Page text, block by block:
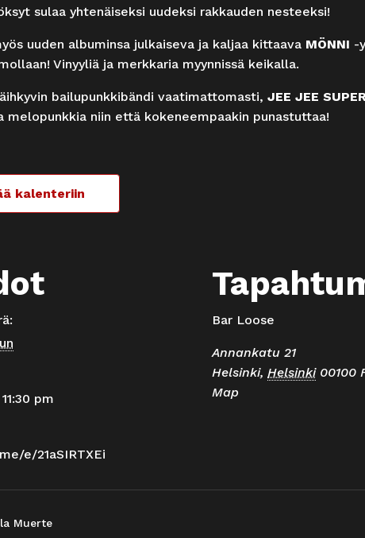
sulaa yhtenäiseksi uudeksi rakkauden nesteeksi!
uuden albuminsa julkaiseva ja kaljaa kittaava MÖNNI -
Vinyyliä ja merkkaria myynnissä keikalla.
bailupunkkibändi vaatimattomasti, JEE JEE
melopunkkia niin että kokeneempaakin punastuttaa!
kalenteriin
pm
e/21aSIRTXEi
Bar Loose
Annankatu 21
Helsinki, Helsinki 00100
Map
Muerte